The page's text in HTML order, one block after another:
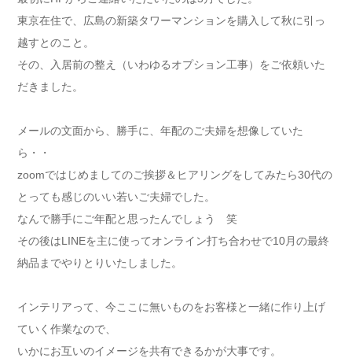
東京在住で、広島の新築タワーマンションを購入して秋に引っ
越すとのこと。
その、入居前の整え（いわゆるオプション工事）をご依頼いた
だきました。
メールの文面から、勝手に、年配のご夫婦を想像していた
ら・・
zoomではじめましてのご挨拶＆ヒアリングをしてみたら30代の
とっても感じのいい若いご夫婦でした。
なんで勝手にご年配と思ったんでしょう 笑
その後はLINEを主に使ってオンライン打ち合わせで10月の最終
納品までやりとりいたしました。
インテリアって、今ここに無いものをお客様と一緒に作り上げ
ていく作業なので、
いかにお互いのイメージを共有できるかが大事です。